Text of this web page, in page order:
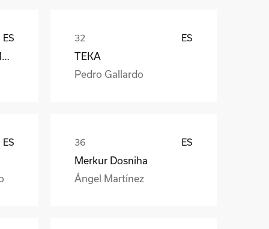
ES ES
TEKA
Pedro Gallardo
ES ES
Merkur Dosniha
Ángel Martínez